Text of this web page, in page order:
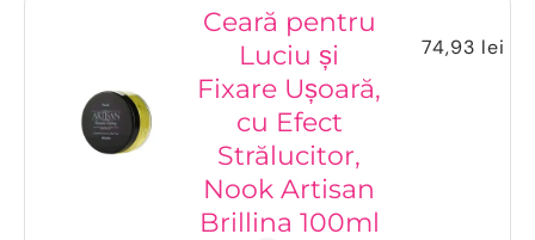
Ceară pentru
Luciu și
Fixare Ușoară,
cu Efect
Strălucitor,
Nook Artisan
Brillina 100ml
74,93 lei